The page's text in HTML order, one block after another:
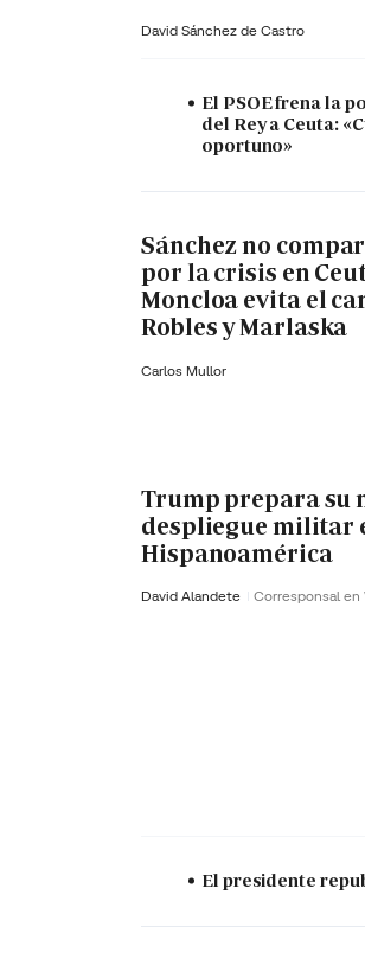
David Sánchez de Castro
El PSOE frena la
del Rey a Ceuta:
oportuno»
Sánchez no
por la crisis en
Moncloa evita el
Robles y Marlaska
Carlos Mullor
Trump prepara su
despliegue militar
Hispanoamérica
David Alandete Corresponsal en
El presidente